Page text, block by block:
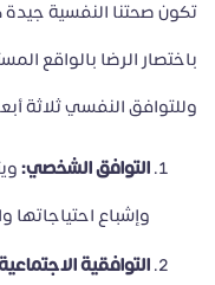
تكون صحتنا النفسية
باختصار الرضا بالواقع
وللتوافق النفسي ثلاثة
التوافق الشخصي:
وإشباع احتياجاتها
التوافقية